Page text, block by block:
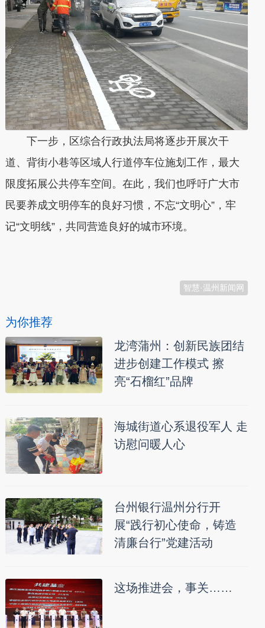
下一步，区综合行政执法局将逐步开展次干
道、背街小巷等区域人行道停车位施划工作，最大
限度拓展公共停车空间。在此，我们也呼吁广大市
民要养成文明停车的良好习惯，不忘“文明心”，牢
记“文明线”，共同营造良好的城市环境。
智慧·温州新闻网
为你推荐
龙湾蒲州：创新民族团结
进步创建工作模式 擦
亮“石榴红”品牌
海城街道心系退役军人 走
访慰问暖人心
台州银行温州分行开
展“践行初心使命，铸造
清廉台行”党建活动
这场推进会，事关……